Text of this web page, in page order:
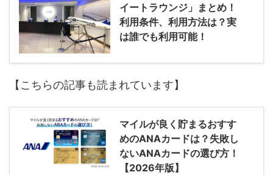
イートラウンジ」まとめ！
利用条件、利用方法は？実
は誰でも利用可能！
【こちらの記事も読まれています】
マイルが良く貯まるおすす
めのANAカードは？失敗し
ないANAカードの選び方！
【2026年版】